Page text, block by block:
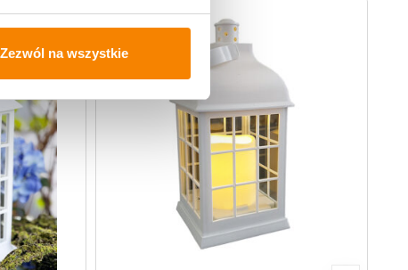
Zezwól na wszystkie